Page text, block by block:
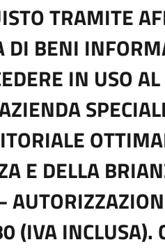
TRAMITE
DI BENI
IN USO
E DELLA
(IVA INCLUSA).